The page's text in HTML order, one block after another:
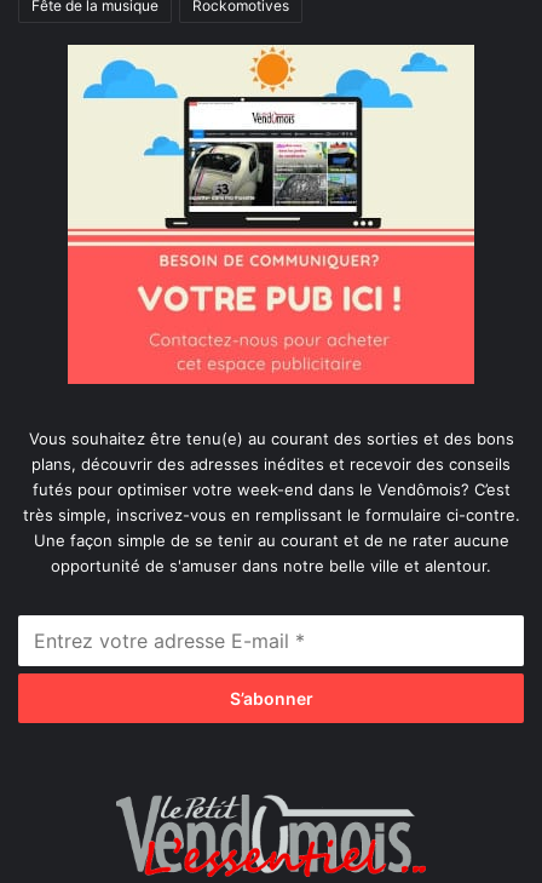
Fête de la musique Rockomotives
Vous souhaitez être tenu(e) au courant des sorties et des bons
plans, découvrir des adresses inédites et recevoir des conseils
futés pour optimiser votre week-end dans le Vendômois? C’est
très simple, inscrivez-vous en remplissant le formulaire ci-contre.
Une façon simple de se tenir au courant et de ne rater aucune
opportunité de s'amuser dans notre belle ville et alentour.